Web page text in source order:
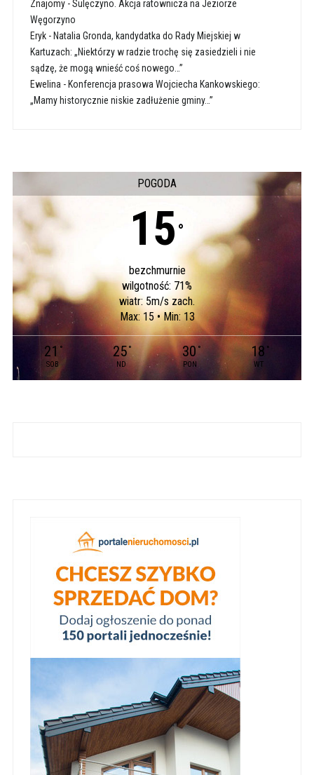
Znajomy-Sulęczyno. Akcja ratownicza na Jeziorze
Węgorzyno
Eryk- Natalia Gronda, kandydatka do Rady Miejskiej w
Kartuzach: „Niektórzy w radzie trochę się zasiedzieli i nie
sądzę, że mogą wnieść coś nowego…”
Ewelina - Konferencja prasowa Wojciecha Kankowskiego:
„Mamy historycznie niskie zadłużenie gminy…”
POGODA
15 °
bezchmurnie
wilgotność: 71%
wiatr: 5m/s zach.
Max: 15 • Min: 13
21 °
SOB
25°
ND
30 °
PON
18 °
WT